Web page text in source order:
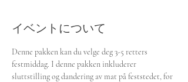
イベントについて
Denne pakken kan du velge deg 3-5 retters
festmiddag. I denne pakken inkluderer
sluttstilling og dandering av mat på feststedet, for